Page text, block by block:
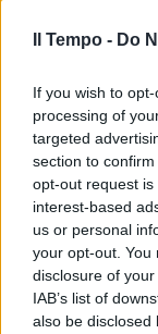
Il Tempo - Do
If you wish to
processing of
targeted
section to
opt-out request
interest-based
us or personal
your opt-out. You
disclosure of
IAB’s list of
also be disclosed